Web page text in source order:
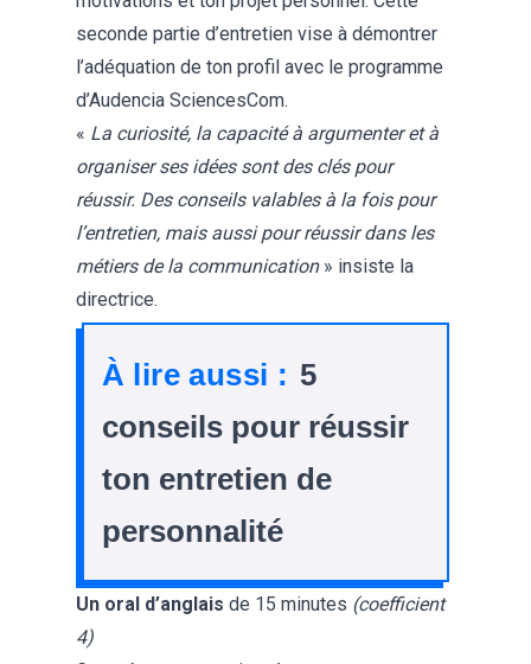
seconde partie d’entretien vise à démontrer
l’adéquation de ton profil avec le programme
d’Audencia SciencesCom.
« La curiosité, la capacité à argumenter et à
organiser ses idées sont des clés pour
réussir. Des conseils valables à la fois pour
l’entretien, mais aussi pour réussir dans les
métiers de la communication » insiste la
directrice.
À lire aussi : 5
conseils pour réussir
ton entretien de
personnalité
Un oral d’anglais de 15 minutes (coefficient
4)